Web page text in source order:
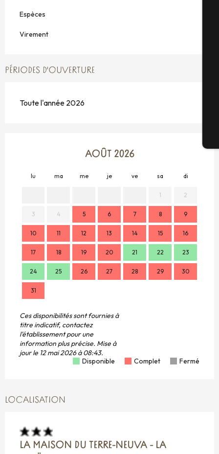
Espèces
Virement
PÉRIODES D'OUVERTURE
Toute l'année 2026
AOÛT 2026
lu ma me je ve sa di
1 2
3 4 5 6 7 8 9
10 11 12 13 14 15 16
17 18 19 20 21 22 23
24 25 26 27 28 29 30
31
Ces disponibilités sont fournies à
titre indicatif, contactez
l'établissement pour une
information plus précise. Mise à
jour le 12 mai 2026 à 08:43.
Disponible
Complet Fermé
LOCALISATION
LA MAISON DU TERRE-NEUVA - LA